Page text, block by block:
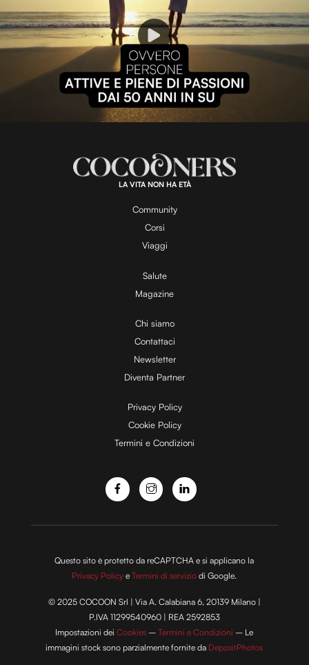
P
l
a
y
V
i
d
e
o
L
:
1
0
0
.
0
LA VITA NON HA ETÀ
Community
Corsi
Viaggi
Salute
Magazine
Chi siamo
Contattaci
Newsletter
Diventa Partner
Privacy Policy
Cookie Policy
Termini e Condizioni
Questo sito è protetto da reCAPTCHA e si applicano la
Privacy Policy eTermini di servizio di Google.
© 2025 COCOON Srl | Via A. Calabiana 6, 20139 Milano |
P.IVA 11299540960 | REA 2592853
Impostazioni deiCookies –Termini e Condizioni – Le
immagini stock sono parzialmente fornite da DepositPhotos